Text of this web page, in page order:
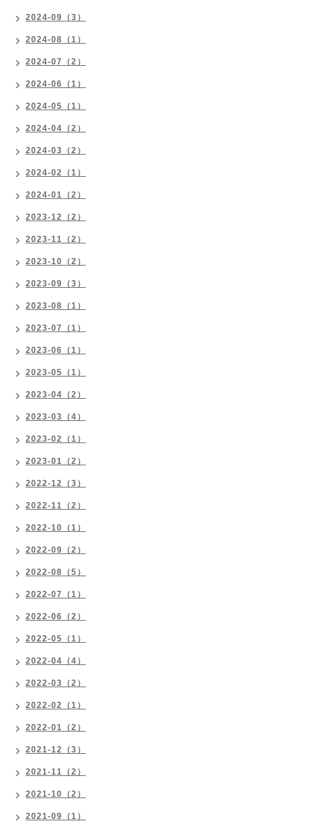
2024-09（3）
2024-08（1）
2024-07（2）
2024-06（1）
2024-05（1）
2024-04（2）
2024-03（2）
2024-02（1）
2024-01（2）
2023-12（2）
2023-11（2）
2023-10（2）
2023-09（3）
2023-08（1）
2023-07（1）
2023-06（1）
2023-05（1）
2023-04（2）
2023-03（4）
2023-02（1）
2023-01（2）
2022-12（3）
2022-11（2）
2022-10（1）
2022-09（2）
2022-08（5）
2022-07（1）
2022-06（2）
2022-05（1）
2022-04（4）
2022-03（2）
2022-02（1）
2022-01（2）
2021-12（3）
2021-11（2）
2021-10（2）
2021-09（1）